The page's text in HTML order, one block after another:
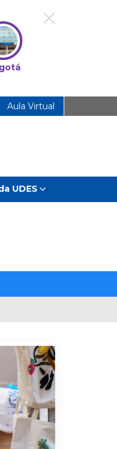
Aula Virtual
UDES